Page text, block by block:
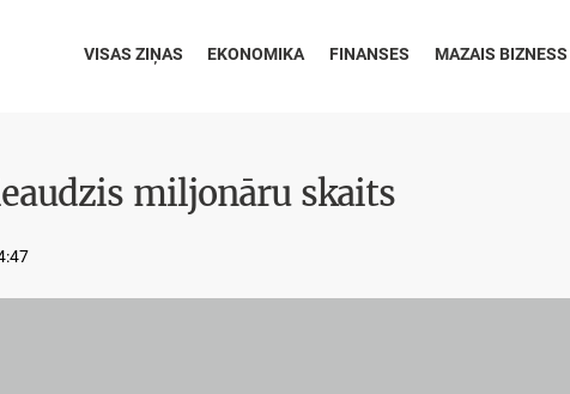
VISAS ZIŅAS EKONOMIKA FINANSES MAZAIS BIZNESS
miljonāru skaits